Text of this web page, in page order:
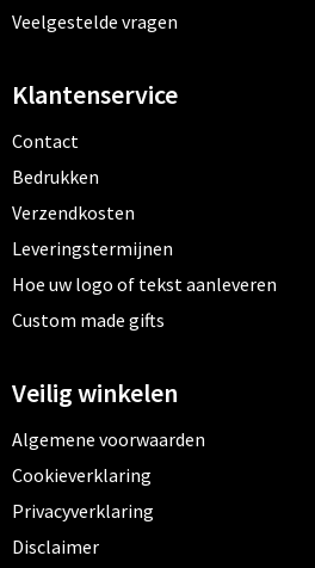
Veelgestelde vragen
Klantenservice
Contact
Bedrukken
Verzendkosten
Leveringstermijnen
Hoe uw logo of tekst aanleveren
Custom made gifts
Veilig winkelen
Algemene voorwaarden
Cookieverklaring
Privacyverklaring
Disclaimer